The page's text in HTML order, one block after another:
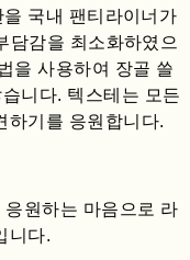
국내 팬티라이너가
담감을 최소화하였으
을 사용하여 장골 쓸
니다. 텍스테는 모든
하기를 응원합니다.
원하는 마음으로 라
니다.